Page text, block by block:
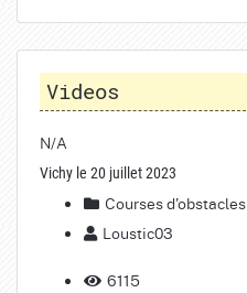
Videos
N/A
Vichy le 20 juillet 2023
Courses d'obstacles
Loustic03
6115